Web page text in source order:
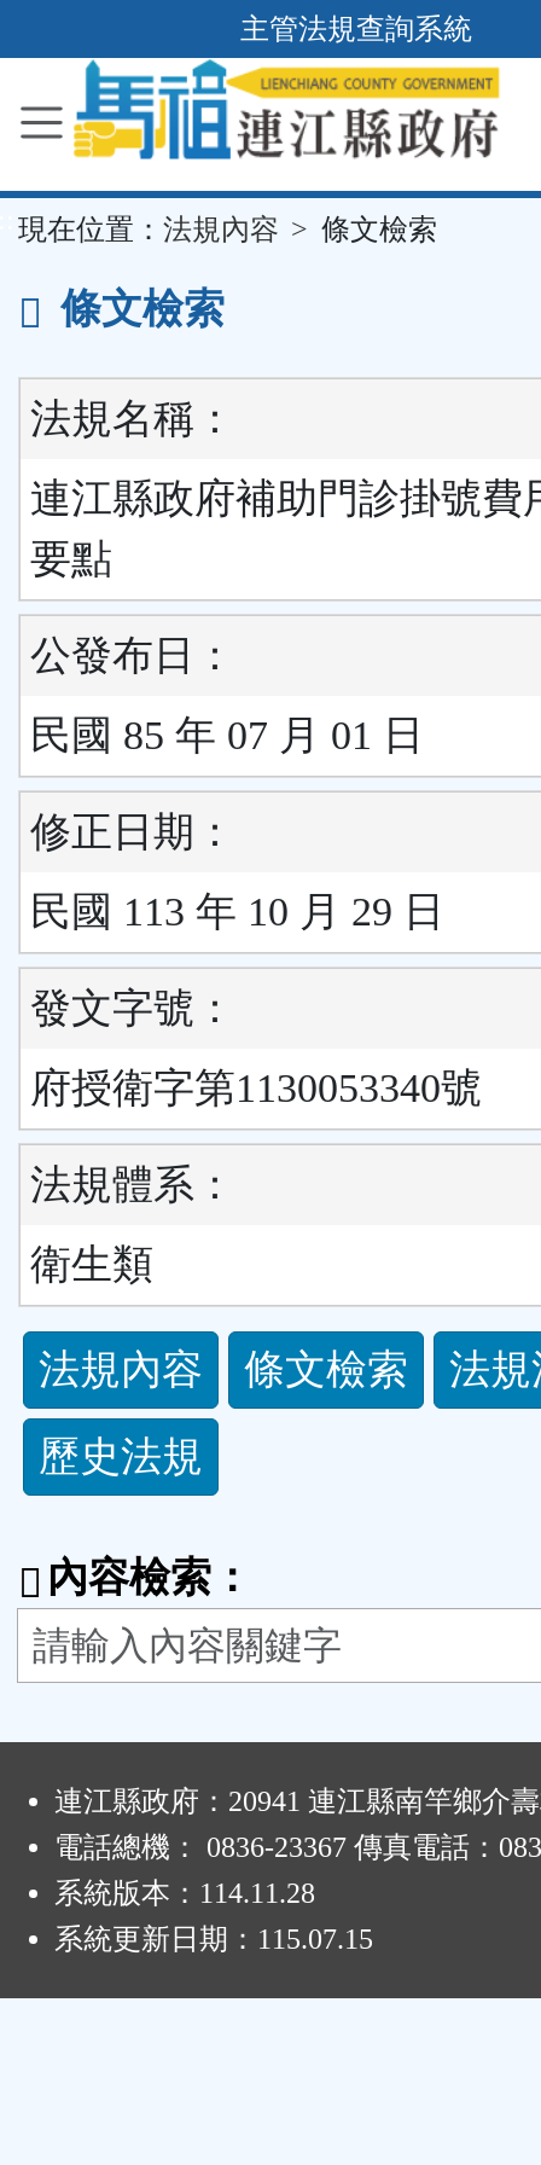
內
容
主管法規查詢系統
現在位置： 法規內容 條文檢索
條文檢索
法規名稱：
連江縣政府補助門診掛號費
要點
公發布日：
民國 85 年 07 月 01 日
修正日期：
民國 113 年 10 月 29 日
發文字號：
府授衛字第1130053340號
法規體系：
衛生類
法
規
功
按
鈕
法規內容 條文檢索
法
歷史法規
內容檢索：
連江縣政府：20941 連江縣南竿鄉介
電話總機： 0836-23367 傳真電話：
系統版本： 114.11.28
系統更新日期： 115.07.15